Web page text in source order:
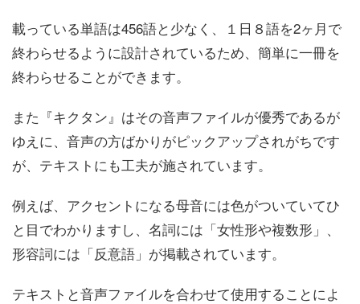
載っている単語は456語と少なく、１日８語を2ヶ月で
終わらせるように設計されているため、簡単に一冊を
終わらせることができます。
また『キクタン』はその音声ファイルが優秀であるが
ゆえに、音声の方ばかりがピックアップされがちです
が、テキストにも工夫が施されています。
例えば、アクセントになる母音には色がついていてひ
と目でわかりますし、名詞には「女性形や複数形」、
形容詞には「反意語」が掲載されています。
テキストと音声ファイルを合わせて使用することによ